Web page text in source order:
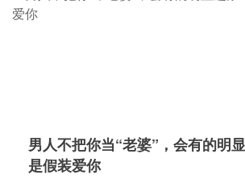
男人不把你当“老婆”，会有的明
是假装爱你